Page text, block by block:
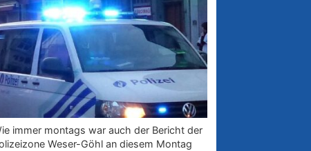
immer montags war auch der Bericht der
Weser-Göhl an diesem Montag